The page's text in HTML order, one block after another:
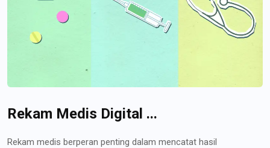
Rekam Medis Digital ...
Rekam medis berperan penting dalam mencatat hasil